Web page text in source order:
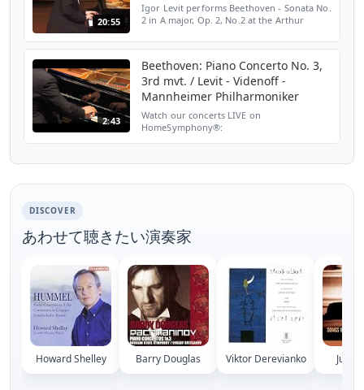
20:55
Igor Levit performs Beethoven - Sonata No.
2 in A major, Op. 2, No.2 at the Arthur
2:43
Beethoven: Piano Concerto No. 3,
3rd mvt. / Levit - Videnoff -
Mannheimer Philharmoniker
Watch our concerts LIVE on
HomeSymphony®:
Mannheimer Philharmoniker Rosengarten
DISCOVER
あわせて聴きたい演奏家
Howard Shelley Barry Douglas Viktor Derevianko